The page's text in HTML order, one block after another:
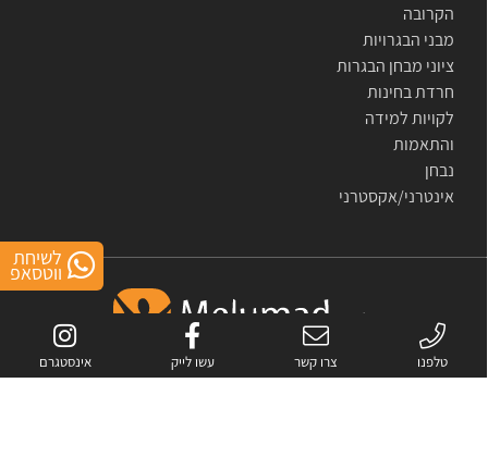
לשיחת
ווטסאפ
טלפנו צרו קשר עשו לייק אינסטגרם
הקרובה
מבני הבגרויות
ציוני מבחן הבגרות
חרדת בחינות
לקויות למידה
והתאמות
נבחן
אינטרני/אקסטרני
אתר זה מוגן באמצעות reCAPTCHA. מדיניות הפרטיותו-
כל
הזכויות שמורות לחברת מלומד- פתרונות לימוד מתקדמים בע"מ © 2007-2026